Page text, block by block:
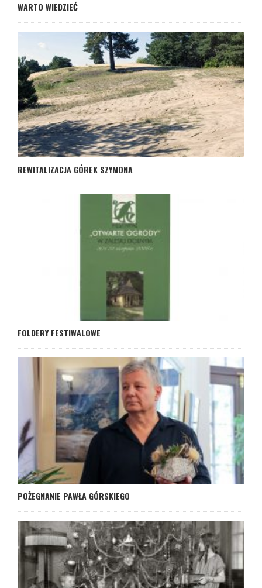
WARTO WIEDZIEĆ
REWITALIZACJA GÓREK SZYMONA
FOLDERY FESTIWALOWE
POŻEGNANIE PAWŁA GÓRSKIEGO